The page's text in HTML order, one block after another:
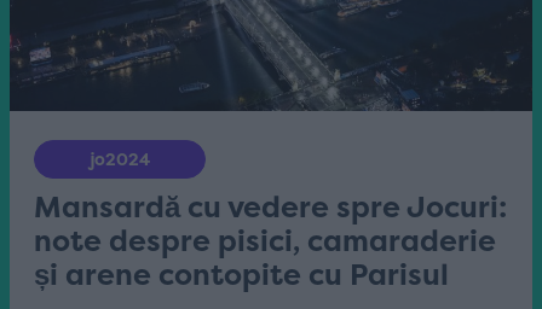
jo2024
Mansardă cu vedere spre Jocuri:
note despre pisici, camaraderie
și arene contopite cu Parisul